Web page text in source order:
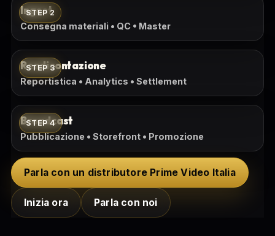
STEP 2
Ingest
Consegna materiali • QC • Master
STEP 3
Rendicontazione
Reportistica • Analytics • Settlement
STEP 4
Broadcast
Pubblicazione • Storefront • Promozione
Parla con un distributore Prime Video Italia
Inizia ora Parla con noi